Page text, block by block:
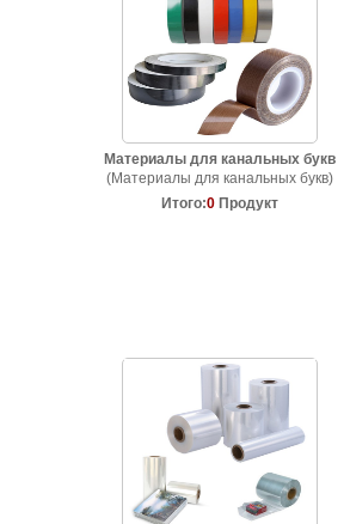
Материалы для канальных букв
(Материалы для канальных букв)
Итого:0 Продукт